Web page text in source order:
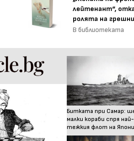
лейтенант“,
ролята на
В библиотеката
Битката при Самар:
малки кораби спря най-
тежкия флот на